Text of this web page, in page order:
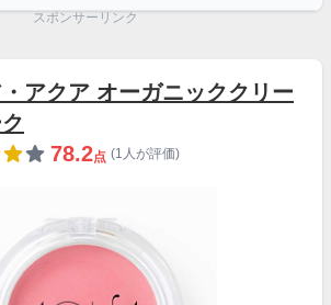
スポンサーリンク
アクア オーガニッククリー
78.2点 (1人が評価)